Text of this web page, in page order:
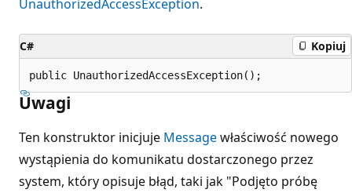
UnauthorizedAccessException.
C# Kopiuj
public UnauthorizedAccessException();
Uwagi
Ten konstruktor inicjuje Messagewłaściwość nowego
wystąpienia do komunikatu dostarczonego przez
system, który opisuje błąd, taki jak "Podjęto próbę